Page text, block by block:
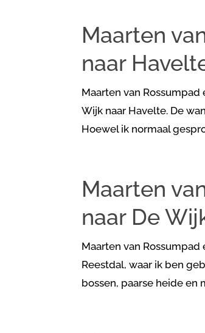
Maarten
naar
Maarten van Rossumpad
Wijk naar Havelte. De
Hoewel ik normaal
Maarten
naar De
Maarten van
Reestdal, waar ik ben
bossen, paarse heide en